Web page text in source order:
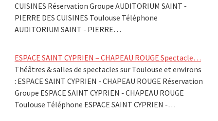
CUISINES Réservation Groupe AUDITORIUM SAINT -
PIERRE DES CUISINES Toulouse Téléphone
AUDITORIUM SAINT - PIERRE…
ESPACE SAINT CYPRIEN – CHAPEAU ROUGE Spectacle…
Théâtres & salles de spectacles sur Toulouse et environs
: ESPACE SAINT CYPRIEN - CHAPEAU ROUGE Réservation
Groupe ESPACE SAINT CYPRIEN - CHAPEAU ROUGE
Toulouse Téléphone ESPACE SAINT CYPRIEN -…